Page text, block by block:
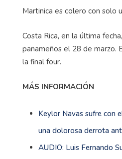
Martinica es colero con solo
Costa Rica, en la última
panameños el 28 de marzo.
la final four.
MÁS INFORMACIÓN
Keylor Navas sufre con
una dolorosa derrota
AUDIO: Luis Fernando